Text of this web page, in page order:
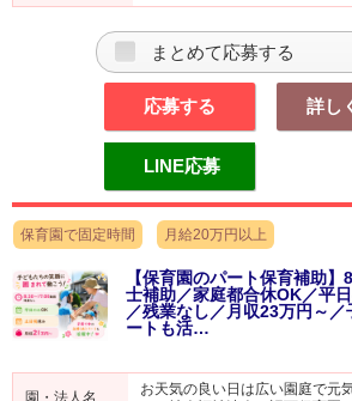
まとめて応募する
応募する 詳し
LINE応募
保育園で固定時間 月給20万円以上
【保育園のパート保育補助
士補助／家庭都合休OK／平
／残業なし／月収23万円～
ートも活…
園・法人名
お天気の良い日は広い園庭で元